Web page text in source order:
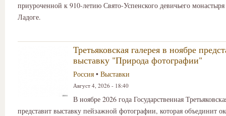
приуроченной к 910-летию Свято-Успенского девичьего
Ладоге.
Третьяковская галерея в ноябре
выставку "Природа фотографии"
Россия • Выставки
Август 4, 2026 - 18:40
В ноябре 2026 года Государственная
представит выставку пейзажной фотографии, которая объединит